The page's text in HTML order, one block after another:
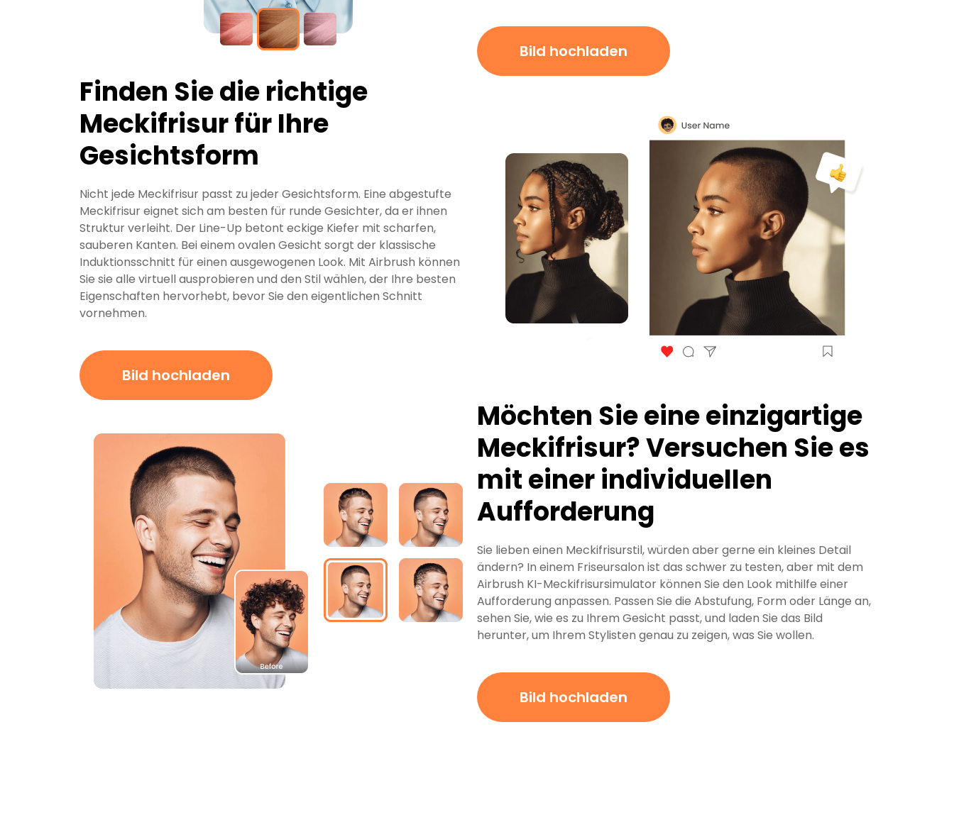
Bild hochladen
Finden Sie die richtige
Meckifrisur für Ihre
Gesichtsform
Nicht jede Meckifrisur passt zu jeder Gesichtsform. Eine abgestufte
Meckifrisur eignet sich am besten für runde Gesichter, da er ihnen
Struktur verleiht. Der Line-Up betont eckige Kiefer mit scharfen,
sauberen Kanten. Bei einem ovalen Gesicht sorgt der klassische
Induktionsschnitt für einen ausgewogenen Look. Mit Airbrush können
Sie sie alle virtuell ausprobieren und den Stil wählen, der Ihre besten
Eigenschaften hervorhebt, bevor Sie den eigentlichen Schnitt
vornehmen.
Bild hochladen
Möchten Sie eine einzigartige
Meckifrisur? Versuchen Sie es
mit einer individuellen
Aufforderung
Sie lieben einen Meckifrisurstil, würden aber gerne ein kleines Detail
ändern? In einem Friseursalon ist das schwer zu testen, aber mit dem
Airbrush KI-Meckifrisursimulator können Sie den Look mithilfe einer
Aufforderung anpassen. Passen Sie die Abstufung, Form oder Länge an,
sehen Sie, wie es zu Ihrem Gesicht passt, und laden Sie das Bild
herunter, um Ihrem Stylisten genau zu zeigen, was Sie wollen.
Bild hochladen